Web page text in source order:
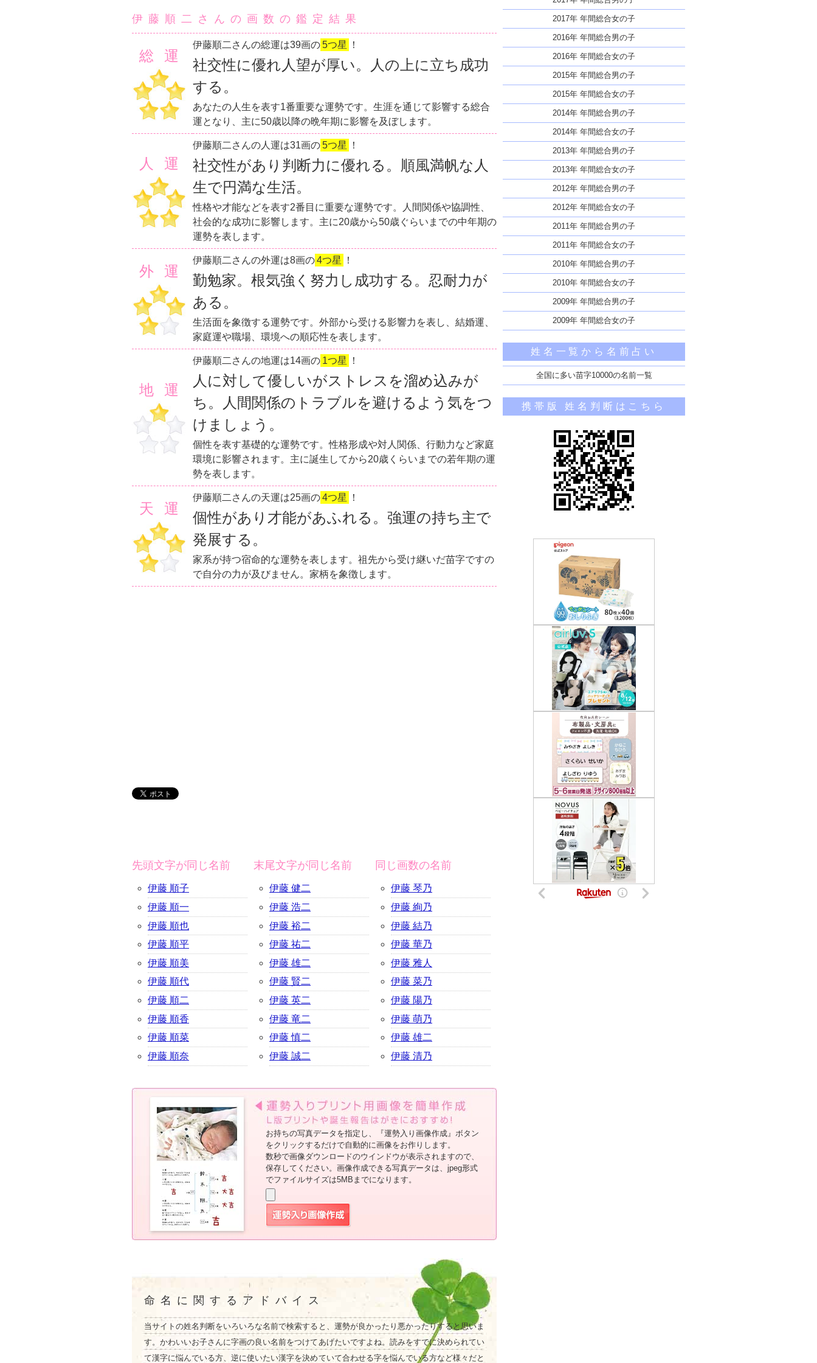
伊藤順二さんの画数の鑑定結果
総運
伊藤順二さんの総運は39画の5つ星 ！
社交性に優れ人望が厚い。人の上に立ち成功
する。
あなたの人生を表す1番重要な運勢です。生涯を通じて影響する総合
運となり、主に50歳以降の晩年期に影響を及ぼします。
人運
伊藤順二さんの人運は31画の5つ星 ！
社交性があり判断力に優れる。順風満帆な人
生で円満な生活。
性格や才能などを表す2番目に重要な運勢です。人間関係や協調性、
社会的な成功に影響します。主に20歳から50歳ぐらいまでの中年期の
運勢を表します。
外運
伊藤順二さんの外運は8画の4つ星 ！
勤勉家。根気強く努力し成功する。忍耐力が
ある。
生活面を象徴する運勢です。外部から受ける影響力を表し、結婚運、
家庭運や職場、環境への順応性を表します。
地運
伊藤順二さんの地運は14画の 1つ星 ！
人に対して優しいがストレスを溜め込みが
ち。人間関係のトラブルを避けるよう気をつ
けましょう。
個性を表す基礎的な運勢です。性格形成や対人関係、行動力など家庭
環境に影響されます。主に誕生してから20歳くらいまでの若年期の運
勢を表します。
天運
伊藤順二さんの天運は25画の4つ星 ！
個性があり才能があふれる。強運の持ち主で
発展する。
家系が持つ宿命的な運勢を表します。祖先から受け継いだ苗字ですの
で自分の力が及びません。家柄を象徴します。
先頭文字が同じ名前
伊藤 順子
伊藤 順一
伊藤 順也
伊藤 順平
伊藤 順美
伊藤 順代
伊藤 順二
伊藤 順香
伊藤 順菜
伊藤 順奈
末尾文字が同じ名前
伊藤 健二
伊藤 浩二
伊藤 裕二
伊藤 祐二
伊藤 雄二
伊藤 賢二
伊藤 英二
伊藤 竜二
伊藤 慎二
伊藤 誠二
同じ画数の名前
伊藤 琴乃
伊藤 絢乃
伊藤 結乃
伊藤 華乃
伊藤 雅人
伊藤 菜乃
伊藤 陽乃
伊藤 萌乃
伊藤 雄二
伊藤 清乃
お持ちの写真データを指定し、『運勢入り画像作成』ボタン
をクリックするだけで自動的に画像をお作りします。
数秒で画像ダウンロードのウインドウが表示されますので、
保存してください。画像作成できる写真データは、jpeg形式
でファイルサイズは5MBまでになります。
命名に関するアドバイス
当サイトの姓名判断をいろいろな名前で検索すると、運勢が良かったり悪かったりすると思いま
す。かわいいお子さんに字画の良い名前をつけてあげたいですよね。読みをすでに決められてい
て漢字に悩んでいる方、逆に使いたい漢字を決めていて合わせる字を悩んでいる方など様々だと
2017年 年間総合女の子
2016年 年間総合男の子
2016年 年間総合女の子
2015年 年間総合男の子
2015年 年間総合女の子
2014年 年間総合男の子
2014年 年間総合女の子
2013年 年間総合男の子
2013年 年間総合女の子
2012年 年間総合男の子
2012年 年間総合女の子
2011年 年間総合男の子
2011年 年間総合女の子
2010年 年間総合男の子
2010年 年間総合女の子
2009年 年間総合男の子
2009年 年間総合女の子
姓名一覧から名前占い
全国に多い苗字10000の名前一覧
携帯版 姓名判断はこちら